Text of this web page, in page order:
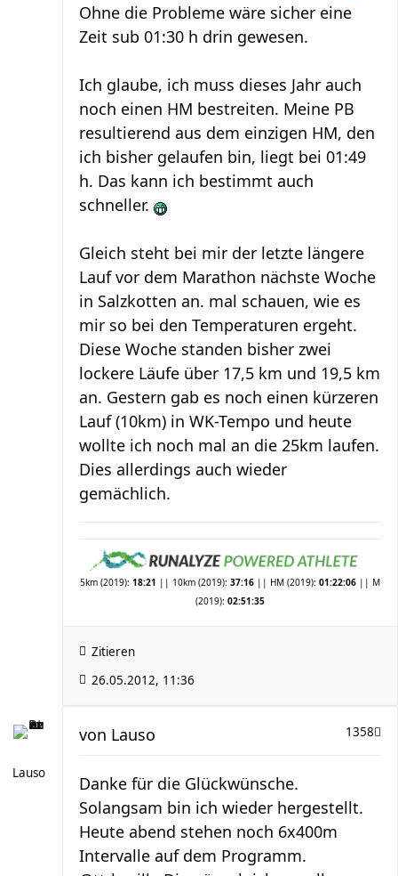
Ohne die Probleme wäre sicher eine
Zeit sub 01:30 h drin gewesen.
Ich glaube, ich muss dieses Jahr auch
noch einen HM bestreiten. Meine PB
resultierend aus dem einzigen HM, den
ich bisher gelaufen bin, liegt bei 01:49
h. Das kann ich bestimmt auch
schneller.
Gleich steht bei mir der letzte längere
Lauf vor dem Marathon nächste Woche
in Salzkotten an. mal schauen, wie es
mir so bei den Temperaturen ergeht.
Diese Woche standen bisher zwei
lockere Läufe über 17,5 km und 19,5 km
an. Gestern gab es noch einen kürzeren
Lauf (10km) in WK-Tempo und heute
wollte ich noch mal an die 25km laufen.
Dies allerdings auch wieder
gemächlich.
5km (2019): 18:21 || 10km (2019): 37:16 || HM (2019): 01:22:06 || M
(2019): 02:51:35
Zitieren
26.05.2012, 11:36
Lauso
1358
von Lauso
Danke für die Glückwünsche.
Solangsam bin ich wieder hergestellt.
Heute abend stehen noch 6x400m
Intervalle auf dem Programm.